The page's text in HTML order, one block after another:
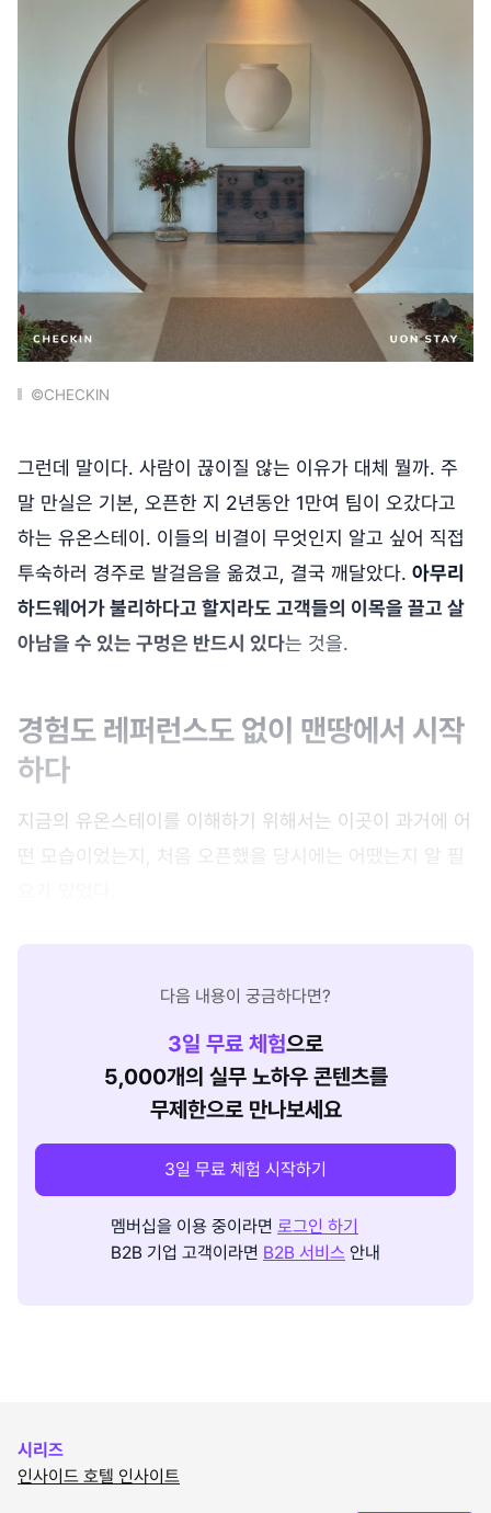
©CHECKIN
그런데 말이다. 사람이 끊이질 않는 이유가 대체 뭘까. 주
말 만실은 기본, 오픈한 지 2년동안 1만여 팀이 오갔다고
하는 유온스테이. 이들의 비결이 무엇인지 알고 싶어 직접
투숙하러 경주로 발걸음을 옮겼고, 결국 깨달았다. 아무리
하드웨어가 불리하다고 할지라도 고객들의 이목을 끌고 살
아남을 수 있는 구멍은 반드시 있다는 것을.
경험도 레퍼런스도 없이 맨땅에서 시작
하다
지금의 유온스테이를 이해하기 위해서는 이곳이 과거에 어
떤 모습이었는지, 처음 오픈했을 당시에는 어땠는지 알 필
다음 내용이 궁금하다면?
3일 무료 체험으로
5,000개의 실무 노하우 콘텐츠를
무제한으로 만나보세요
3일 무료 체험 시작하기
멤버십을 이용 중이라면 로그인 하기
B2B 기업 고객이라면 B2B 서비스 안내
시리즈
인사이드 호텔 인사이트